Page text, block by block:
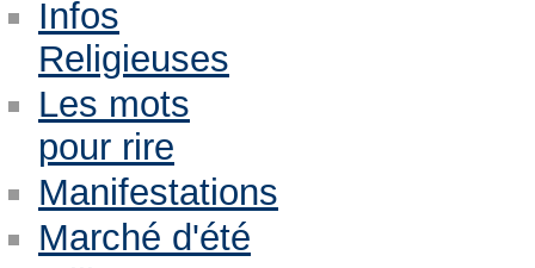
Infos
Religieuses
Les mots
pour rire
Manifestations
Marché d'été